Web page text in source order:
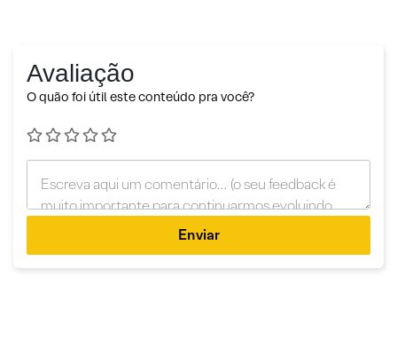
Avaliação
O quão foi útil este conteúdo pra você?
Enviar